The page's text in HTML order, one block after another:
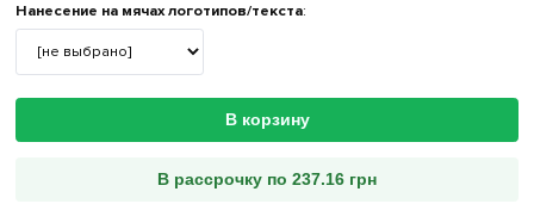
Нанесение на мячах логотипов/текста:
В корзину
В рассрочку по 237.16 грн